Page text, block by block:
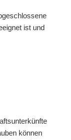
ist und
können